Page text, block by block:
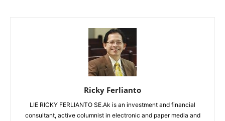
Ricky Ferlianto
LIE RICKY FERLIANTO SE.Ak is an investment and financial
consultant, active columnist in electronic and paper media and